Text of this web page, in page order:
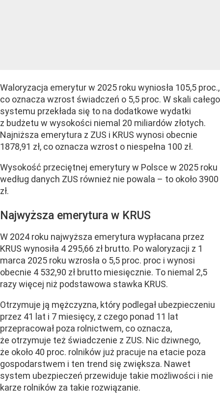
Waloryzacja emerytur w 2025 roku wyniosła 105,5 proc.,
co oznacza wzrost świadczeń o 5,5 proc. W skali całego
systemu przekłada się to na dodatkowe wydatki
z budżetu w wysokości niemal 20 miliardów złotych.
Najniższa emerytura z ZUS i KRUS wynosi obecnie
1878,91 zł, co oznacza wzrost o niespełna 100 zł.
Wysokość przeciętnej emerytury w Polsce w 2025 roku
według danych ZUS również nie powala – to około 3900
zł.
Najwyższa emerytura w KRUS
W 2024 roku najwyższa emerytura wypłacana przez
KRUS wynosiła 4 295,66 zł brutto. Po waloryzacji z 1
marca 2025 roku wzrosła o 5,5 proc. proc i wynosi
obecnie 4 532,90 zł brutto miesięcznie. To niemal 2,5
razy więcej niż podstawowa stawka KRUS.
Otrzymuje ją mężczyzna, który podlegał ubezpieczeniu
przez 41 lat i 7 miesięcy, z czego ponad 11 lat
przepracował poza rolnictwem, co oznacza,
że otrzymuje też świadczenie z ZUS. Nic dziwnego,
że około 40 proc. rolników już pracuje na etacie poza
gospodarstwem i ten trend się zwiększa. Nawet
system ubezpieczeń przewiduje takie możliwości i nie
karze rolników za takie rozwiązanie.